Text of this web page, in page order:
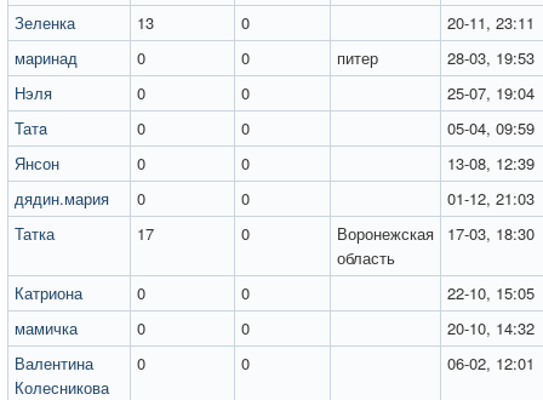
Зеленка
13 0
20-11, 23:11
маринад
0 0 питер
28-03, 19:53
Нэля
0 0
25-07, 19:04
Татa
0 0
05-04, 09:59
Янсон
0 0
13-08, 12:39
дядин.мария
0 0
01-12, 21:03
Татка
17 0
Воронежская
область
17-03, 18:30
Катриона 0 0
22-10, 15:05
мамичка
0 0
20-10, 14:32
Валентина
Колесникова
0 0 06-02, 12:01